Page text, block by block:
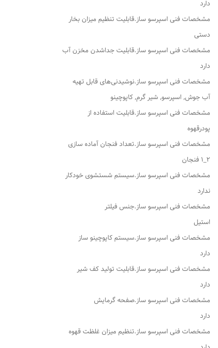
دارد
مشخصات فنی اسپرسو ساز.قابلیت تنظیم میزان بخار
دستی
مشخصات فنی اسپرسو ساز.قابلیت جداشدن مخزن آب
دارد
مشخصات فنی اسپرسو ساز.نوشیدنی‌های قابل تهیه
آب جوش, اسپرسو, شیر گرم, کاپوچینو
مشخصات فنی اسپرسو ساز.قابلیت استفاده از
پودرقهوه
مشخصات فنی اسپرسو ساز.تعداد فنجان آماده سازی
۲_۱ فنجان
مشخصات فنی اسپرسو ساز.سیستم شستشوی خودکار
ندارد
مشخصات فنی اسپرسو ساز.جنس فیلتر
استیل
مشخصات فنی اسپرسو ساز.سیستم کاپوچینو ساز
دارد
مشخصات فنی اسپرسو ساز.قابلیت تولید کف شیر
دارد
مشخصات فنی اسپرسو ساز.صفحه گرمایش
دارد
مشخصات فنی اسپرسو ساز.تنظیم میزان غلظت قهوه